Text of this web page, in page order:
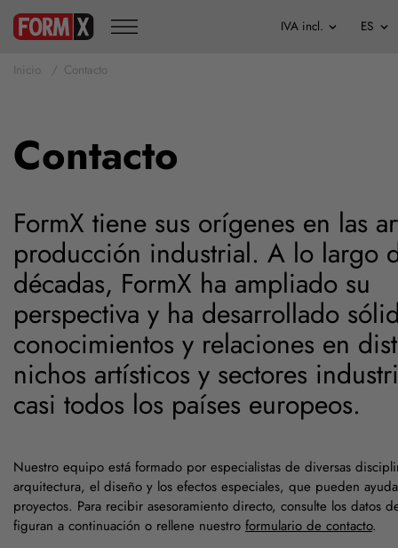
Inicio Contacto
Contacto
FormX tiene sus orígenes en las
producción industrial. A lo largo
décadas, FormX ha ampliado su
perspectiva y ha desarrollado
conocimientos y relaciones en
nichos artísticos y sectores
casi todos los países europeos.
Nuestro equipo está formado por especialistas de diversas
arquitectura, el diseño y los efectos especiales, que pueden
proyectos. Para recibir asesoramiento directo, consulte los datos
figuran a continuación o rellene nuestro formulario de contacto.